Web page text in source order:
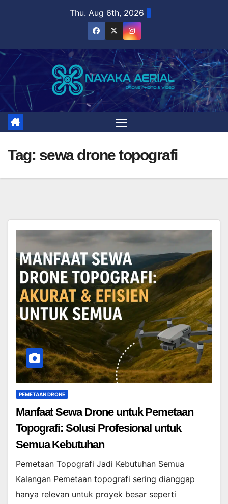
Thu. Aug 6th, 2026
Tag: sewa drone topografi
PEMETAAN DRONE
Manfaat Sewa Drone untuk Pemetaan
Topografi: Solusi Profesional untuk
Semua Kebutuhan
Pemetaan Topografi Jadi Kebutuhan Semua
Kalangan Pemetaan topografi sering dianggap
hanya relevan untuk proyek besar seperti